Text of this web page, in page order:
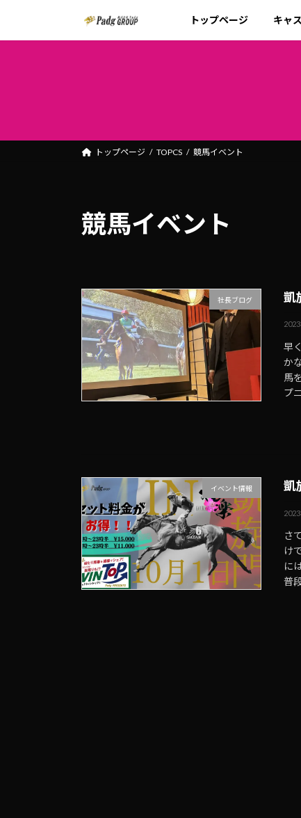
テ
ゲ
トップページ キャ
トップページ TOPCS 競馬イベント
競馬イベント
社長ブログ 凱
早
か
馬
プ
イベント情報 凱
さ
け
に
普